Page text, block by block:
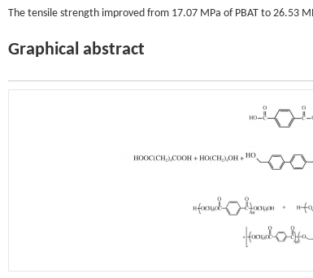
The tensile strength improved from 17.07 MPa of PBAT to 26.53
Graphical abstract